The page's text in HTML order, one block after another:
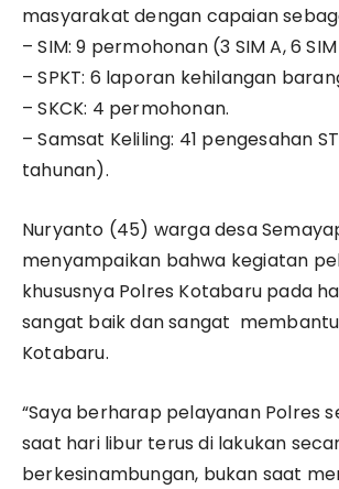
masyarakat dengan capaian
– SIM: 9 permohonan (3 SIM A, 6
– SPKT: 6 laporan kehilangan
– SKCK: 4 permohonan.
– Samsat Keliling: 41 pengesahan
tahunan).
Nuryanto (45) warga desa
menyampaikan bahwa kegiatan
khususnya Polres Kotabaru pada
sangat baik dan sangat
Kotabaru.
“Saya berharap pelayanan Polres
saat hari libur terus di lakukan
berkesinambungan, bukan saat